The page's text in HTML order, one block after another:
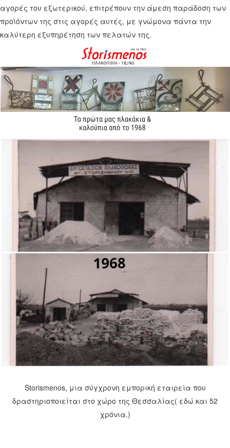
αγορές του εξωτερικού, επιτρέπουν την άμεση παράδοση των
προϊόντων της στις αγορές αυτές, με γνώμονα πάντα την
καλύτερη εξυπηρέτηση των πελατών της.
Storismenos, μια σύγχρονη εμπορική εταιρεία που
δραστηριοποιείται στο χώρο της Θεσσαλίας( εδώ και 52
χρόνια.)